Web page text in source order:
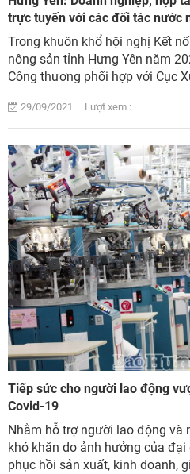
trực tuyến với các đối tác nước
Trong khuôn khổ hội nghị Kết
nông sản tỉnh Hưng Yên năm
Công thương phối hợp với Cục
29/09/2021 Lượt xem :
Tiếp sức cho người lao động
Covid-19
Nhằm hỗ trợ người lao động
khó khăn do ảnh hưởng của đại
phục hồi sản xuất, kinh doanh,